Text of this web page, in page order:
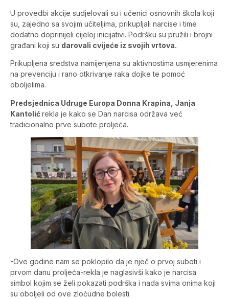
U provedbi akcije sudjelovali su i učenici osnovnih škola koji
su, zajedno sa svojim učiteljima, prikupljali narcise i time
dodatno doprinijeli cijeloj inicijativi. Podršku su pružili i brojni
građani koji su darovali cvijeće iz svojih vrtova.
Prikupljena sredstva namijenjena su aktivnostima usmjerenima
na prevenciju i rano otkrivanje raka dojke te pomoć
oboljelima.
Predsjednica Udruge Europa Donna Krapina, Janja
Kantolićrekla je kako se Dan narcisa održava već
tradicionalno prve subote proljeća.
-Ove godine nam se poklopilo da je riječ o prvoj suboti i
prvom danu proljeća-rekla je naglasivši kako je narcisa
simbol kojim se želi pokazati podrška i nada svima onima koji
su oboljeli od ove zloćudne bolesti.